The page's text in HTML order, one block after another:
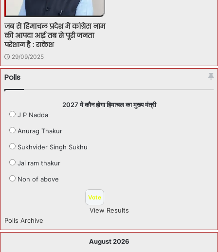
जब से हिमाचल प्रदेश में कांग्रेस नाम
की आपदा आई तब से पूरी जनता
परेशान है : राकेश
29/09/2025
Polls
2027 में कौन होगा हिमाचल का मुख्य मंत्री
J P Nadda
Anurag Thakur
Sukhvider Singh Sukhu
Jai ram thakur
Non of above
View Results
Polls Archive
August 2026